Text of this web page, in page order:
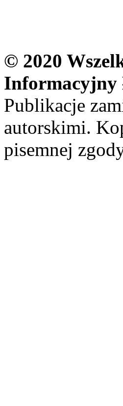
© 2020
Informacyjny
Publikacje
autorskimi.
pisemnej